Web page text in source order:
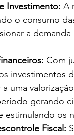
Investimento: A
o consumo
a
Com
uma
gerando
estimulando os
Fiscal: